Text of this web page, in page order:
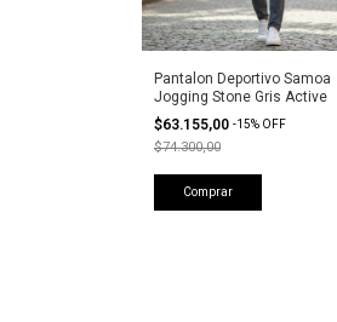
Pantalon Deportivo Samoa
Jogging Stone Gris Active
$63.155,00 -15% OFF
$74.300,00
Comprar